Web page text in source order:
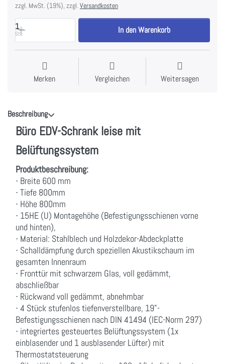
zzgl. MwSt. (19%), zzgl. Versandkosten
1
Stk In den Warenkorb
Merken Vergleichen Weitersagen
Beschreibung
Büro EDV-Schrank leise mit
Belüftungssystem
Produktbeschreibung:
- Breite 600 mm
- Tiefe 800mm
- Höhe 800mm
- 15HE (U) Montagehöhe (Befestigungsschienen vorne
und hinten),
- Material: Stahlblech und Holzdekor-Abdeckplatte
- Schalldämpfung durch speziellen Akustikschaum im
gesamten Innenraum
- Fronttür mit schwarzem Glas, voll gedämmt,
abschließbar
- Rückwand voll gedämmt, abnehmbar
- 4 Stück stufenlos tiefenverstellbare, 19"-
Befestigungsschienen nach DIN 41494 (IEC-Norm 297)
- integriertes gesteuertes Belüftungssystem (1x
einblasender und 1 ausblasender Lüfter) mit
Thermostatsteuerung